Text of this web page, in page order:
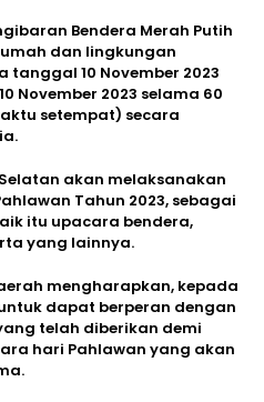
Bendera Merah Putih
dan lingkungan
10 November 2023
November 2023 selama 60
setempat) secara
akan melaksanakan
Tahun 2023, sebagai
itu upacara bendera,
yang lainnya.
mengharapkan, kepada
dapat berperan dengan
telah diberikan demi
hari Pahlawan yang akan